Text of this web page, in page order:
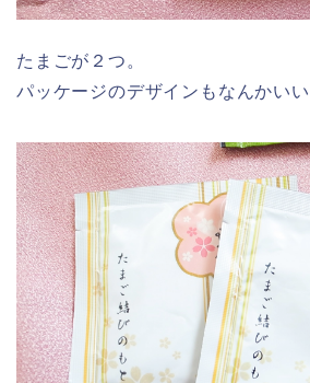
たまごが２つ。
パッケージのデザインもなんかいい